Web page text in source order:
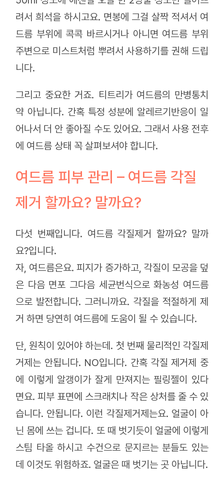
려서 희석을 하시고요. 면봉에 그걸 살짝 적셔서 여
드름 부위에 콕콕 바르시거나 아니면 여드름 부위
주변으로 미스트처럼 뿌려서 사용하기를 권해 드립
니다.
그리고 중요한 거죠. 티트리가 여드름의 만병통치
약 아닙니다. 간혹 특정 성분에 알레르기반응이 일
어나서 더 안 좋아질 수도 있어요. 그래서 사용 전후
에 여드름 상태 꼭 살펴보셔야 합니다.
여드름 피부 관리 – 여드름 각질
제거 할까요? 말까요?
다섯 번째입니다. 여드름 각질제거 할까요? 말까
요?입니다.
자, 여드름은요. 피지가 증가하고, 각질이 모공을 덮
은 다음 면포 그다음 세균번식으로 화농성 여드름
으로 발전합니다. 그러니까요. 각질을 적절하게 제
거 하면 당연히 여드름에 도움이 될 수 있습니다.
단, 원칙이 있어야 하는데. 첫 번째 물리적인 각질제
거제는 안됩니다. NO입니다. 간혹 각질 제거제 중
에 이렇게 알갱이가 잘게 만져지는 필링젤이 있다
면요. 피부 표면에 스크래치나 작은 상처를 줄 수 있
습니다. 안됩니다. 이런 각질제거제는요. 얼굴이 아
닌 몸에 쓰는 겁니다. 또 때 벗기듯이 얼굴에 이렇게
스팀 타올 하시고 수건으로 문지르는 분들도 있는
데 이것도 위험하죠. 얼굴은 때 벗기는 곳 아닙니다.